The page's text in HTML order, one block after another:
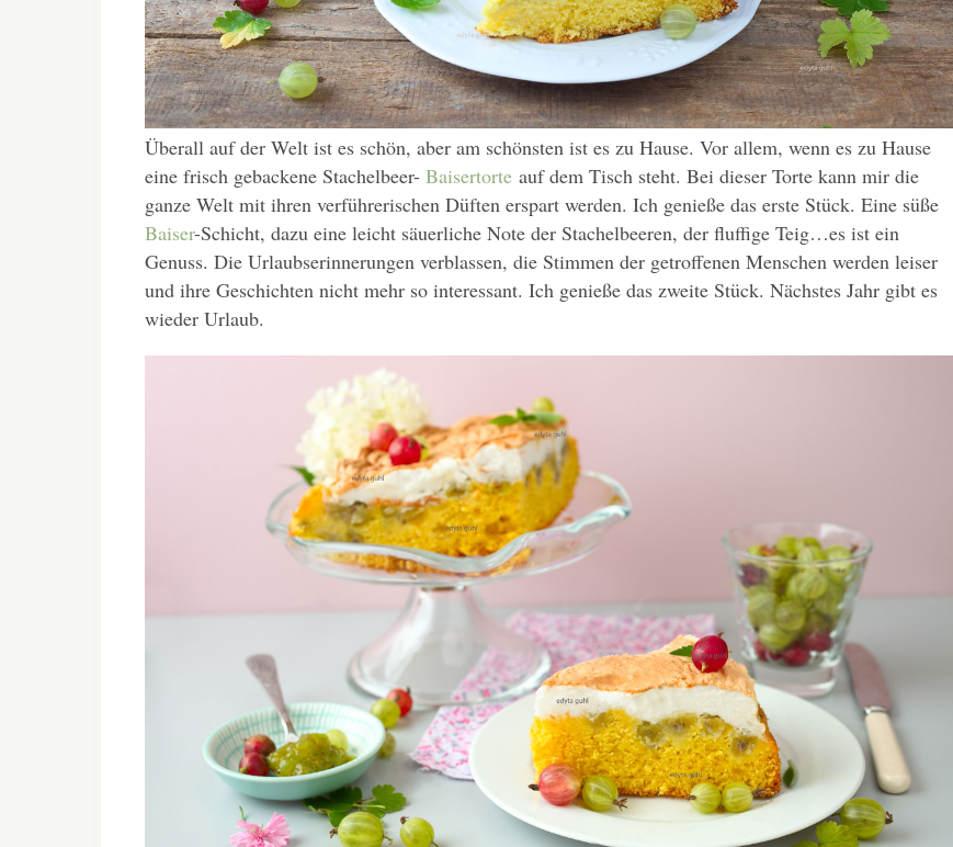
Überall auf der Welt ist es schön, aber am schönsten ist es zu Hause. Vor allem, wenn es zu Hause
eine frisch gebackene Stachelbeer- Baisertorte auf dem Tisch steht. Bei dieser Torte kann mir die
ganze Welt mit ihren verführerischen Düften erspart werden. Ich genieße das erste Stück. Eine süße
Baiser-Schicht, dazu eine leicht säuerliche Note der Stachelbeeren, der fluffige Teig…es ist ein
Genuss. Die Urlaubserinnerungen verblassen, die Stimmen der getroffenen Menschen werden leiser
und ihre Geschichten nicht mehr so interessant. Ich genieße das zweite Stück. Nächstes Jahr gibt es
wieder Urlaub.